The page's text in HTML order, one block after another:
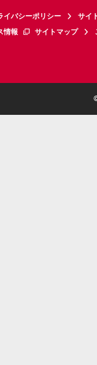
イバシーポリシー
サイ
情報 サイトマップ